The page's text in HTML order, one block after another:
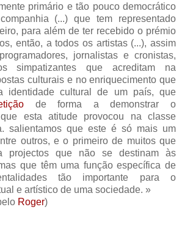
primário e tão pouco democrático
(...) que tem representado
para além de ter recebido o prémio
então, a todos os artistas (...), assim
jornalistas e cronistas,
simpatizantes que acreditam na
culturais e no enriquecimento que
identidade cultural de um país, que
de forma a demonstrar o
que esta atitude provocou na classe
salientamos que este é só mais um
outros, e o primeiro de muitos que
projectos que não se destinam às
que têm uma função específica de
tão importante para o
e artístico de uma sociedade. »
Roger)